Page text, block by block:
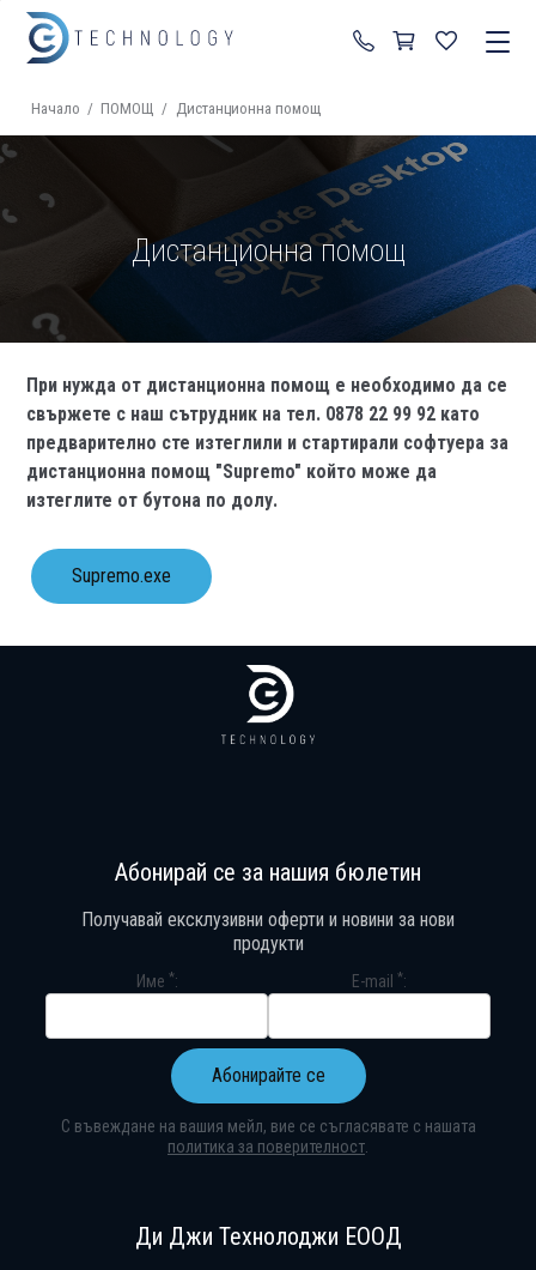
+359 87 822 99 92
Начало / ПОМОЩ / Дистанционна помощ
Дистанционна помощ
При нужда от дистанционна помощ е необходимо да се
свържете с наш сътрудник на тел. 0878 22 99 92 като
предварително сте изтеглили и стартирали софтуера за
дистанционна помощ "Supremo" който може да
изтеглите от бутона по долу.
Supremo.exe
Ди Джи Технолоджи ЕООД
Абонирай се за нашия бюлетин
Получавай ексклузивни оферти и новини за нови
продукти
Име * E-mail *
Абонирайте се
С въвеждане на вашия мейл, вие се съгласявате с нашата
политика за поверителност